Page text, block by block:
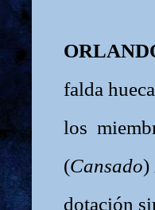
falda
los
(Cansado)
dotación